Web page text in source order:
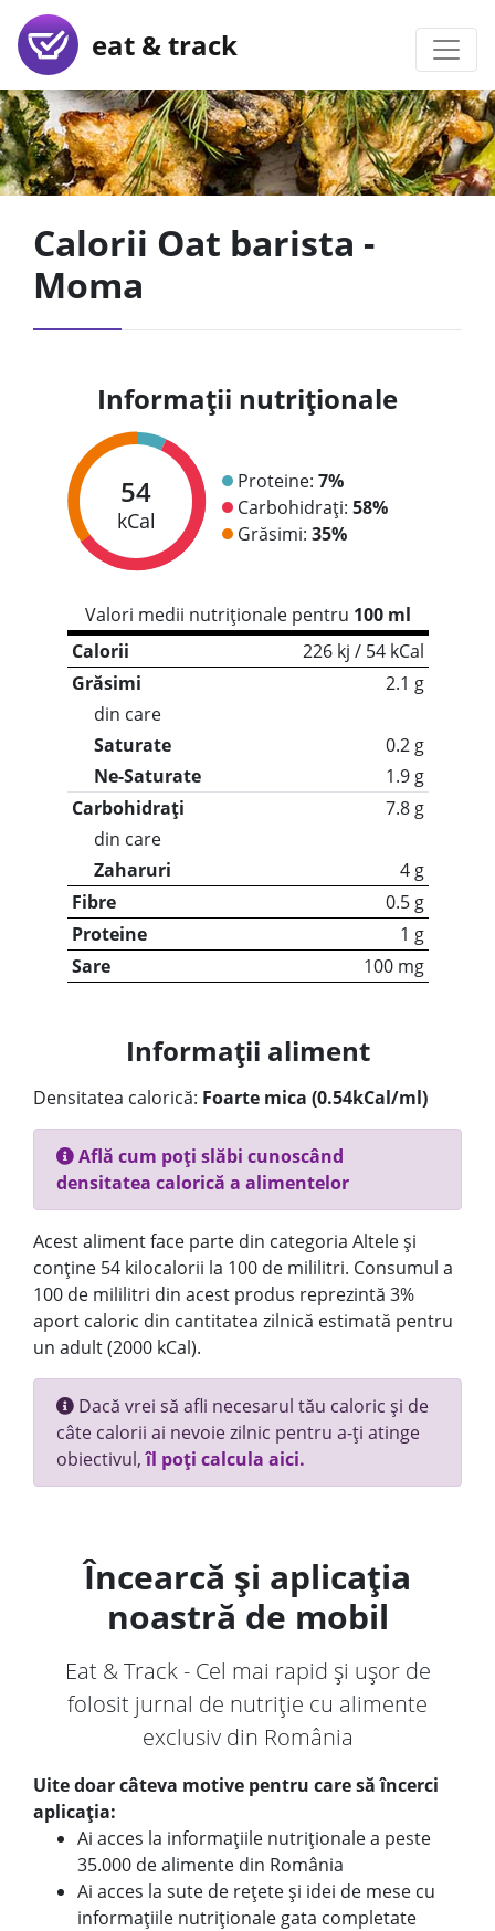
eat & track
Calorii Oat barista -
Moma
Informații nutriționale
54
kCal
Proteine: 7%
Carbohidrați: 58%
Grăsimi: 35%
Valori medii nutriționale pentru 100 ml
Calorii
226 kj / 54 kCal
Grăsimi
2.1 g
din care
Saturate
0.2 g
Ne-Saturate
1.9 g
Carbohidrați
7.8 g
din care
Zaharuri
4 g
Fibre
0.5 g
Proteine
1 g
Sare
100 mg
Informații aliment
Densitatea calorică: Foarte mica (0.54kCal/ml)
Află cum poți slăbi cunoscând
densitatea calorică a alimentelor
Acest aliment face parte din categoria Altele și
conține 54 kilocalorii la 100 de mililitri. Consumul a
100 de mililitri din acest produs reprezintă 3%
aport caloric din cantitatea zilnică estimată pentru
un adult (2000 kCal).
Dacă vrei să afli necesarul tău caloric și de
câte calorii ai nevoie zilnic pentru a-ți atinge
obiectivul,îl poți calcula aici.
Încearcă și aplicația
noastră de mobil
Eat & Track - Cel mai rapid și ușor de
folosit jurnal de nutriție cu alimente
exclusiv din România
Uite doar câteva motive pentru care să încerci
aplicația:
Ai acces la informațiile nutriționale a peste
35.000 de alimente din România
Ai acces la sute de rețete și idei de mese cu
informațiile nutriționale gata completate